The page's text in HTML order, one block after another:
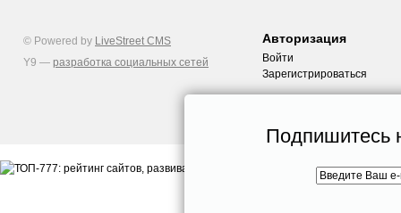
Подпишитесь
© Powered by LiveStreet CMS
Y9 — разработка социальных сетей
Авторизация
Войти
Зарегистрироваться